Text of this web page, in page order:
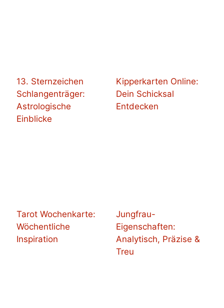
13. Sternzeichen
Schlangenträger:
Astrologische
Einblicke
Kipperkarten Online:
Dein Schicksal
Entdecken
Tarot Wochenkarte:
Wöchentliche
Inspiration
Jungfrau-
Eigenschaften:
Analytisch, Präzise &
Treu